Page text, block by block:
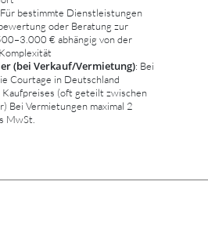
bestimmte Dienstleistungen
oder Beratung zur
€ abhängig von der
(bei Verkauf/Vermietung): Bei
Courtage in Deutschland
Kaufpreises (oft geteilt zwischen
Bei Vermietungen maximal 2
MwSt.